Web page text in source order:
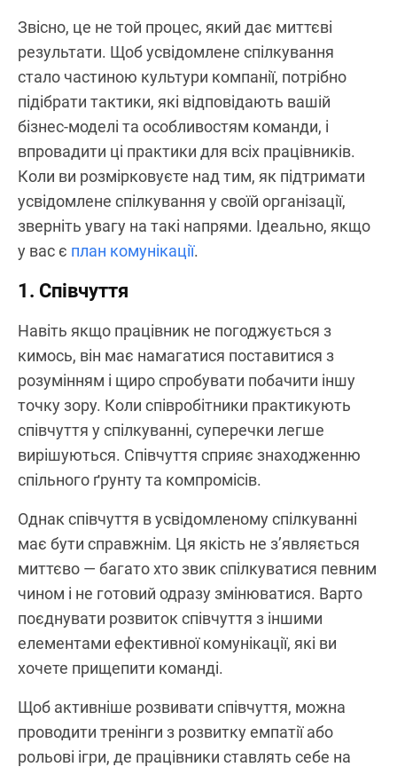
Звісно, це не той процес, який дає миттєві
результати. Щоб усвідомлене спілкування
стало частиною культури компанії, потрібно
підібрати тактики, які відповідають вашій
бізнес-моделі та особливостям команди, і
впровадити ці практики для всіх працівників.
Коли ви розмірковуєте над тим, як підтримати
усвідомлене спілкування у своїй організації,
зверніть увагу на такі напрями. Ідеально, якщо
у вас є план комунікації.
1. Співчуття
Навіть якщо працівник не погоджується з
кимось, він має намагатися поставитися з
розумінням і щиро спробувати побачити іншу
точку зору. Коли співробітники практикують
співчуття у спілкуванні, суперечки легше
вирішуються. Співчуття сприяє знаходженню
спільного ґрунту та компромісів.
Однак співчуття в усвідомленому спілкуванні
має бути справжнім. Ця якість не з’являється
миттєво — багато хто звик спілкуватися певним
чином і не готовий одразу змінюватися. Варто
поєднувати розвиток співчуття з іншими
елементами ефективної комунікації, які ви
хочете прищепити команді.
Щоб активніше розвивати співчуття, можна
проводити тренінги з розвитку емпатії або
рольові ігри, де працівники ставлять себе на